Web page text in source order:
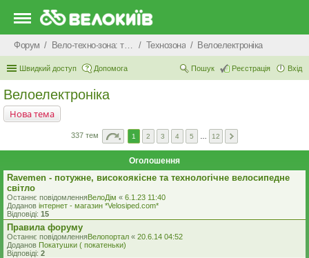
Форум Вело-техно-зона: технічні питання та консультації Технозона Велоелектроніка
Швидкий доступ Допомога Вхід
Реєстрація
Пошук
Велоелектроніка
Нова тема
337 тем 1 2 3 4 5 12
Оголошення
Ravemen - потужне, високоякісне та технологічне велосипедне
світло
Останнє повідомленняВелоДім « 6.1.23 11:40
Доданов iнтернет - магазин *Velosiped.com*
Відповіді: 15
Правила форуму
Останнє повідомленняВелопортал « 20.6.14 04:52
Доданов Покатушки ( покатеньки)
Відповіді: 2